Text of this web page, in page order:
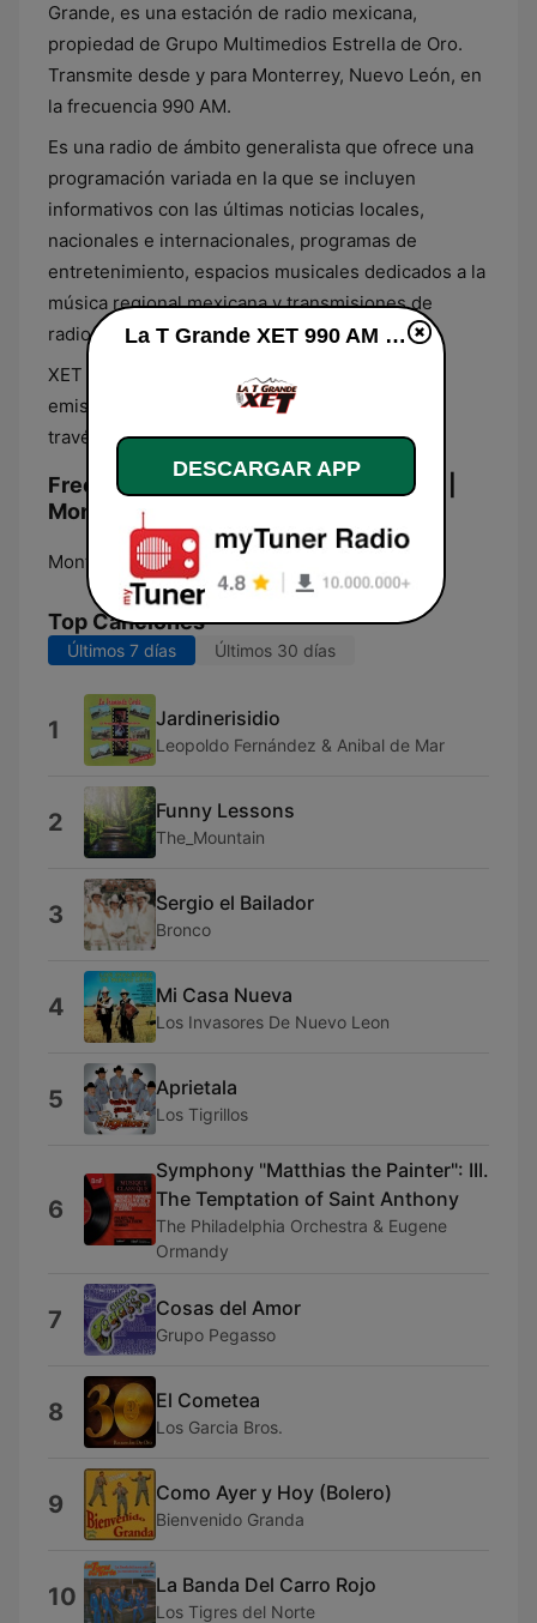
Grande, es una estación de radio mexicana,
propiedad de Grupo Multimedios Estrella de Oro.
Transmite desde y para Monterrey, Nuevo León, en
la frecuencia 990 AM.
Es una radio de ámbito generalista que ofrece una
programación variada en la que se incluyen
informativos con las últimas noticias locales,
nacionales e internacionales, programas de
entretenimiento, espacios musicales dedicados a la
música regional mexicana y transmisiones de
radionovelas.
XET La T Grande permite escuchar en vivo sus
emisiones desde cualquier parte del mundo, a
través de su página online en internet.
Frecuencias La T Grande XET 990 AM |
Monterrey:
Monterrey: 990 AM
Top Canciones
Últimos 7 días Últimos 30 días
1 Jardinerisidio
Leopoldo Fernández & Anibal de Mar
2 Funny Lessons
The_Mountain
3 Sergio el Bailador
Bronco
4 Mi Casa Nueva
Los Invasores De Nuevo Leon
5 Aprietala
Los Tigrillos
6
Symphony "Matthias the Painter": III.
The Temptation of Saint Anthony
The Philadelphia Orchestra & Eugene
Ormandy
7 Cosas del Amor
Grupo Pegasso
8 El Cometea
Los Garcia Bros.
9 Como Ayer y Hoy (Bolero)
Bienvenido Granda
10 La Banda Del Carro Rojo
Los Tigres del Norte
La T Grande XET 990 AM | Monterrey en vivo
DESCARGAR APP